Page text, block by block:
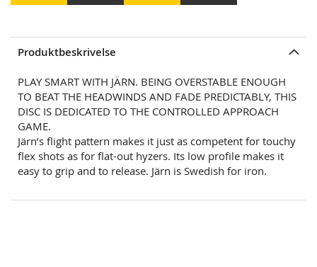
Produktbeskrivelse
PLAY SMART WITH JÄRN. BEING OVERSTABLE ENOUGH
TO BEAT THE HEADWINDS AND FADE PREDICTABLY, THIS
DISC IS DEDICATED TO THE CONTROLLED APPROACH
GAME.
Järn’s flight pattern makes it just as competent for touchy
flex shots as for flat-out hyzers. Its low profile makes it
easy to grip and to release. Järn is Swedish for iron.